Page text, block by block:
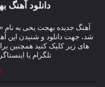
دانلود آهنگ
آهنگ جدیده بهجت یحی به
های زیر کلیک کنید همچنین
تلگرام یا